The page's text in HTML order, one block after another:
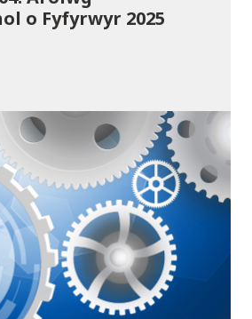
o Fyfyrwyr 2025